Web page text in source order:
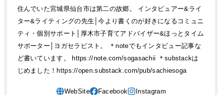
住んでいた宮城県仙台市は第二の故郷。 インタビュアー&ライ
ター&ライティングの先生│今より書くのが好きになるコミュニ
ティ・個別サポート│厚木市子育てアドバイザー&ほっとタイム
サポーター│ヨガセラピスト。 ＊noteでもインタビュー記事な
ど書いています。 https://note.com/sogasachii ＊substackは
じめました！https://open.substack.com/pub/sachiesoga